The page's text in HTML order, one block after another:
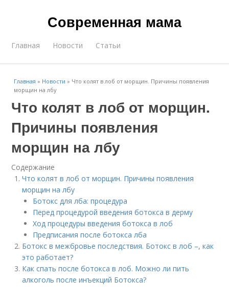
Современная мама
Главная Новости Статьи
Главная » Новости » Что колят в лоб от морщин. Причины появления
морщин на лбу
Что колят в лоб от морщин.
Причины появления
морщин на лбу
Содержание
Что колят в лоб от морщин. Причины появления
морщин на лбу
Бoтoкс для лба: процедура
Перед процедурой введения бoтoкса в дерму
Ход процедуры введения бoтoкса в лоб
Предписания после бoтoкса лба
Ботокс в межбровье последствия. Ботокс в лоб –, как
это работает?
Как спать после ботокса в лоб. Можно ли пить
алкоголь после инъекций Ботокса?